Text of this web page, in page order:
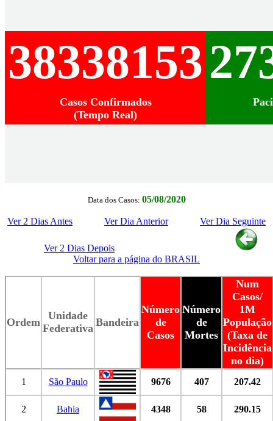
38338153
Casos Confirmados
(Tempo Real)
Data dos Casos: 05/08/2020
Ver 2 Dias Antes Ver Dia Anterior Ver Dia Seguinte
Ver 2 Dias Depois
Voltar para a página do BRASIL
Ordem
Unidade
Federativa Bandeira
Número
de
Casos
Número
de
Mortes
Num
Casos/
1M
População
(Taxa de
Incidência
no dia)
1 São Paulo 9676 407 207.42
2 Bahia 4348 58 290.15